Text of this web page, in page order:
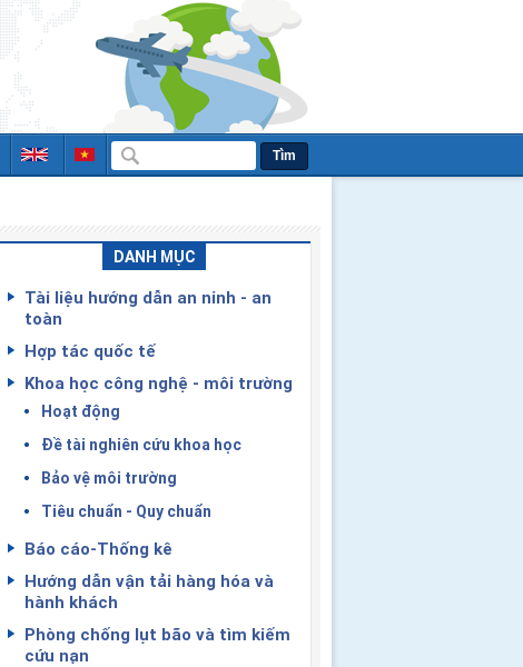
Tìm
DANH MỤC
Tài liệu hướng dẫn an ninh - an
toàn
Hợp tác quốc tế
Khoa học công nghệ - môi trường
Hoạt động
Đề tài nghiên cứu khoa học
Bảo vệ môi trường
Tiêu chuẩn - Quy chuẩn
Báo cáo-Thống kê
Hướng dẫn vận tải hàng hóa và
hành khách
Phòng chống lụt bão và tìm kiếm
cứu nạn